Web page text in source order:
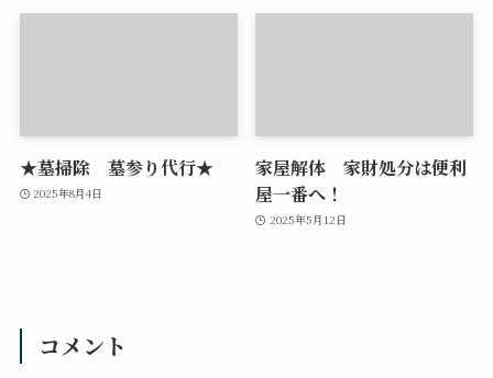
★墓掃除 墓参り代行★
2025年8月4日
家屋解体 家財処分は便利
屋一番へ！
2025年5月12日
コメント